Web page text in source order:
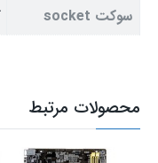
سوکت socket
محصولات مرتبط